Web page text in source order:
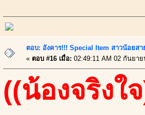
ตอบ: อังคาร!!! Special Item สาวน้อยส
« ตอบ #16 เมื่อ: 02:49:11 AM 02 กันยา
((น้องจริงใ